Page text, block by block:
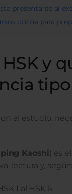
presentarse al
online para
y
tipo
el estudio,
Kaoshi) es el
lectura y,
1 al HSK 6.